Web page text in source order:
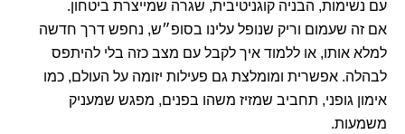
עם נשימות, הבניה קוגניטיבית, שגרה שמייצרת ביטחון.
אם זה שעמום וריק שנופל עלינו בסופ״ש, נחפש דרך חדשה
למלא אותו, או ללמוד איך לקבל עם מצב כזה בלי להיתפס
לבהלה. אפשרית ומומלצת גם פעילות יזומה על העולם, כמו
אימון גופני, תחביב שמזיז משהו בפנים, מפגש שמעניק
משמעות.